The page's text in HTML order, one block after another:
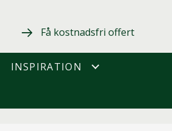
Få kostnadsfri offert
INSPIRATION